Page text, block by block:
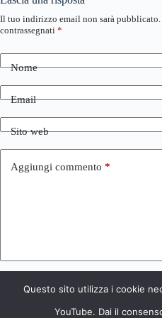
Il tuo indirizzo email non sarà pubblicato.
contrassegnati *
Nome
Email
Sito web
Aggiungi commento *
Invia commento
Questo sito utilizza i cookie
YouTube. Dai il